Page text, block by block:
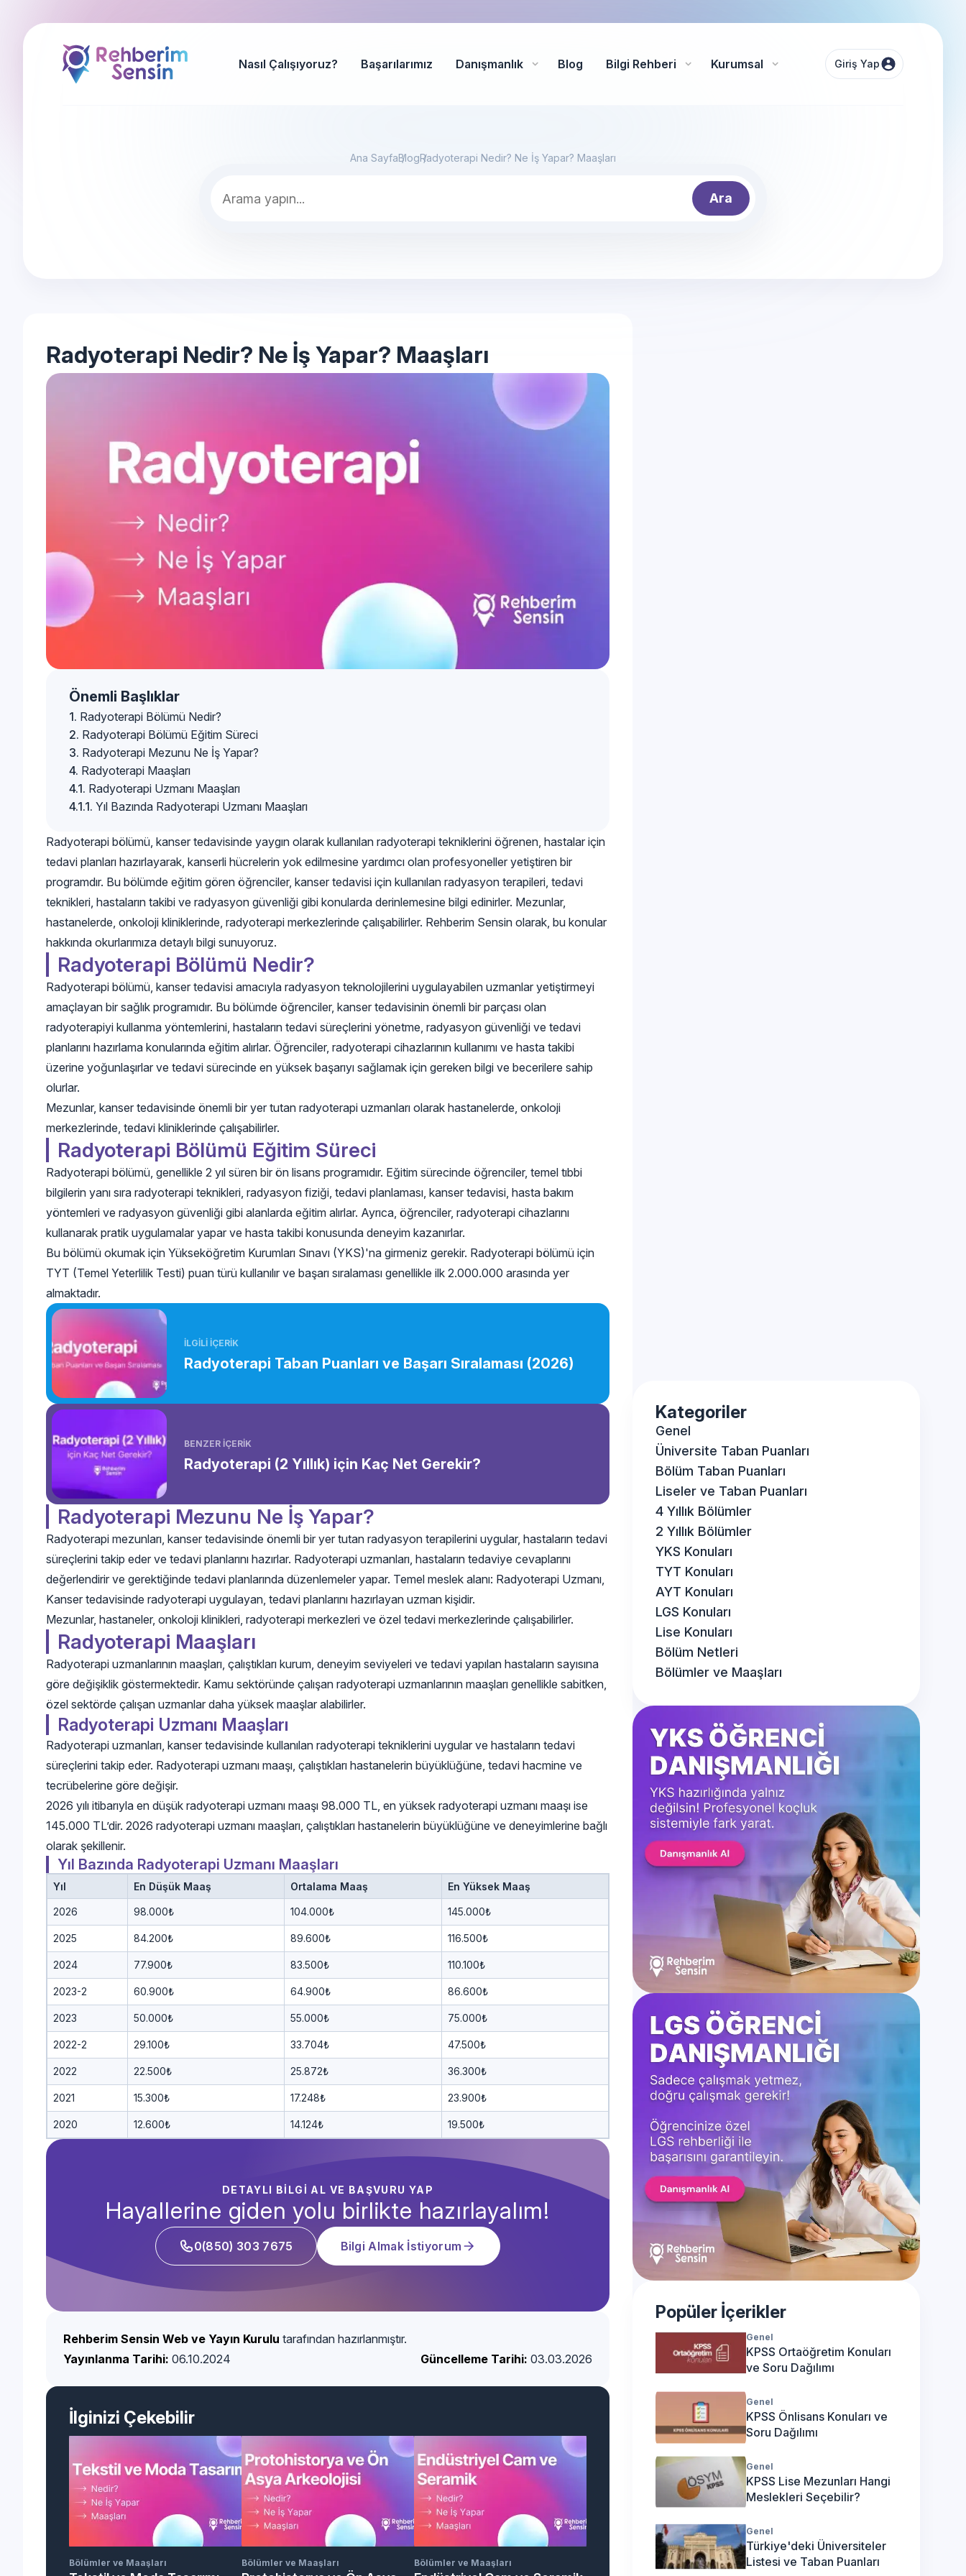
Nasıl Çalışıyoruz? Başarılarımız Danışmanlık Blog Bilgi Rehberi Kurumsal Giriş Yap
Ana SayfaBlogRadyoterapi Nedir? Ne İş Yapar? Maaşları
Ara
Radyoterapi Nedir? Ne İş Yapar? Maaşları
Önemli Başlıklar
Radyoterapi Bölümü Nedir?
Radyoterapi Bölümü Eğitim Süreci
Radyoterapi Mezunu Ne İş Yapar?
Radyoterapi Maaşları
Radyoterapi Uzmanı Maaşları
Yıl Bazında Radyoterapi Uzmanı Maaşları
Radyoterapi bölümü, kanser tedavisinde yaygın olarak kullanılan radyoterapi tekniklerini öğrenen, hastalar için
tedavi planları hazırlayarak, kanserli hücrelerin yok edilmesine yardımcı olan profesyoneller yetiştiren bir
programdır. Bu bölümde eğitim gören öğrenciler, kanser tedavisi için kullanılan radyasyon terapileri, tedavi
teknikleri, hastaların takibi ve radyasyon güvenliği gibi konularda derinlemesine bilgi edinirler. Mezunlar,
hastanelerde, onkoloji kliniklerinde, radyoterapi merkezlerinde çalışabilirler. Rehberim Sensin olarak, bu konular
hakkında okurlarımıza detaylı bilgi sunuyoruz.
Radyoterapi Bölümü Nedir?
Radyoterapi bölümü, kanser tedavisi amacıyla radyasyon teknolojilerini uygulayabilen uzmanlar yetiştirmeyi
amaçlayan bir sağlık programıdır. Bu bölümde öğrenciler, kanser tedavisinin önemli bir parçası olan
radyoterapiyi kullanma yöntemlerini, hastaların tedavi süreçlerini yönetme, radyasyon güvenliği ve tedavi
planlarını hazırlama konularında eğitim alırlar. Öğrenciler, radyoterapi cihazlarının kullanımı ve hasta takibi
üzerine yoğunlaşırlar ve tedavi sürecinde en yüksek başarıyı sağlamak için gereken bilgi ve becerilere sahip
olurlar.
Mezunlar, kanser tedavisinde önemli bir yer tutan radyoterapi uzmanları olarak hastanelerde, onkoloji
merkezlerinde, tedavi kliniklerinde çalışabilirler.
Radyoterapi Bölümü Eğitim Süreci
Radyoterapi bölümü, genellikle 2 yıl süren bir ön lisans programıdır. Eğitim sürecinde öğrenciler, temel tıbbi
bilgilerin yanı sıra radyoterapi teknikleri, radyasyon fiziği, tedavi planlaması, kanser tedavisi, hasta bakım
yöntemleri ve radyasyon güvenliği gibi alanlarda eğitim alırlar. Ayrıca, öğrenciler, radyoterapi cihazlarını
kullanarak pratik uygulamalar yapar ve hasta takibi konusunda deneyim kazanırlar.
Bu bölümü okumak için Yükseköğretim Kurumları Sınavı (YKS)'na girmeniz gerekir. Radyoterapi bölümü için
TYT (Temel Yeterlilik Testi) puan türü kullanılır ve başarı sıralaması genellikle ilk 2.000.000 arasında yer
almaktadır.
İLGİLİ İÇERİK
Radyoterapi Taban Puanları ve Başarı Sıralaması (2026)
BENZER İÇERİK
Radyoterapi (2 Yıllık) için Kaç Net Gerekir?
Radyoterapi Mezunu Ne İş Yapar?
Radyoterapi mezunları, kanser tedavisinde önemli bir yer tutan radyasyon terapilerini uygular, hastaların tedavi
süreçlerini takip eder ve tedavi planlarını hazırlar. Radyoterapi uzmanları, hastaların tedaviye cevaplarını
değerlendirir ve gerektiğinde tedavi planlarında düzenlemeler yapar. Temel meslek alanı: Radyoterapi Uzmanı,
Kanser tedavisinde radyoterapi uygulayan, tedavi planlarını hazırlayan uzman kişidir.
Mezunlar, hastaneler, onkoloji klinikleri, radyoterapi merkezleri ve özel tedavi merkezlerinde çalışabilirler.
Radyoterapi Maaşları
Radyoterapi uzmanlarının maaşları, çalıştıkları kurum, deneyim seviyeleri ve tedavi yapılan hastaların sayısına
göre değişiklik göstermektedir. Kamu sektöründe çalışan radyoterapi uzmanlarının maaşları genellikle sabitken,
özel sektörde çalışan uzmanlar daha yüksek maaşlar alabilirler.
Radyoterapi Uzmanı Maaşları
Radyoterapi uzmanları, kanser tedavisinde kullanılan radyoterapi tekniklerini uygular ve hastaların tedavi
süreçlerini takip eder. Radyoterapi uzmanı maaşı, çalıştıkları hastanelerin büyüklüğüne, tedavi hacmine ve
tecrübelerine göre değişir.
2026 yılı itibarıyla en düşük radyoterapi uzmanı maaşı 98.000 TL, en yüksek radyoterapi uzmanı maaşı ise
145.000 TL’dir. 2026 radyoterapi uzmanı maaşları, çalıştıkları hastanelerin büyüklüğüne ve deneyimlerine bağlı
olarak şekillenir.
Yıl Bazında Radyoterapi Uzmanı Maaşları
Yıl En Düşük Maaş Ortalama Maaş En Yüksek Maaş
2026 98.000₺ 104.000₺ 145.000₺
2025 84.200₺ 89.600₺ 116.500₺
2024 77.900₺ 83.500₺ 110.100₺
2023-2 60.900₺ 64.900₺ 86.600₺
2023 50.000₺ 55.000₺ 75.000₺
2022-2 29.100₺ 33.704₺ 47.500₺
2022 22.500₺ 25.872₺ 36.300₺
2021 15.300₺ 17.248₺ 23.900₺
2020 12.600₺ 14.124₺ 19.500₺
DETAYLI BİLGİ AL VE BAŞVURU YAP
Hayallerine giden yolu birlikte hazırlayalım!
0(850) 303 7675 Bilgi Almak İstiyorum
Rehberim Sensin Web ve Yayın Kurulu tarafından hazırlanmıştır.
Yayınlanma Tarihi: 06.10.2024 Güncelleme Tarihi: 03.03.2026
İlginizi Çekebilir
Bölümler ve Maaşları Bölümler ve Maaşları Bölümler ve Maaşları
Kategoriler
Genel
Üniversite Taban Puanları
Bölüm Taban Puanları
Liseler ve Taban Puanları
4 Yıllık Bölümler
2 Yıllık Bölümler
YKS Konuları
TYT Konuları
AYT Konuları
LGS Konuları
Lise Konuları
Bölüm Netleri
Bölümler ve Maaşları
Popüler İçerikler
Genel
KPSS Ortaöğretim Konuları
ve Soru Dağılımı
Genel
KPSS Önlisans Konuları ve
Soru Dağılımı
Genel
KPSS Lise Mezunları Hangi
Meslekleri Seçebilir?
Genel
Türkiye'deki Üniversiteler
Listesi ve Taban Puanları